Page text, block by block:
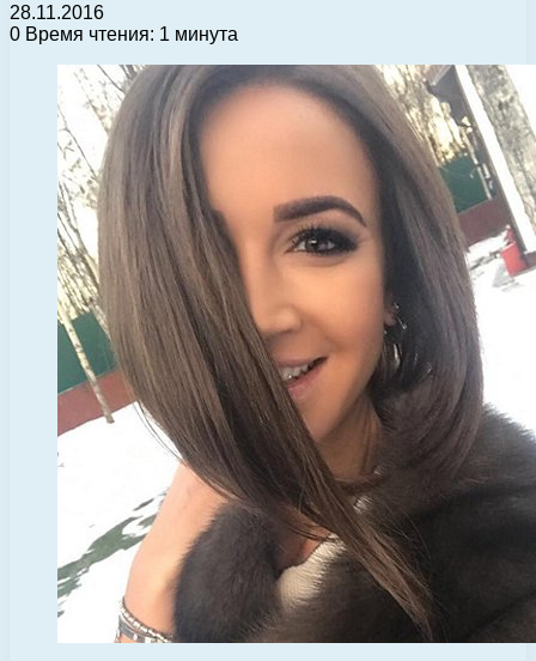
28.11.2016
0 Время чтения: 1 минута